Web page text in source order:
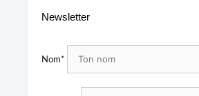
Newsletter
Nom*